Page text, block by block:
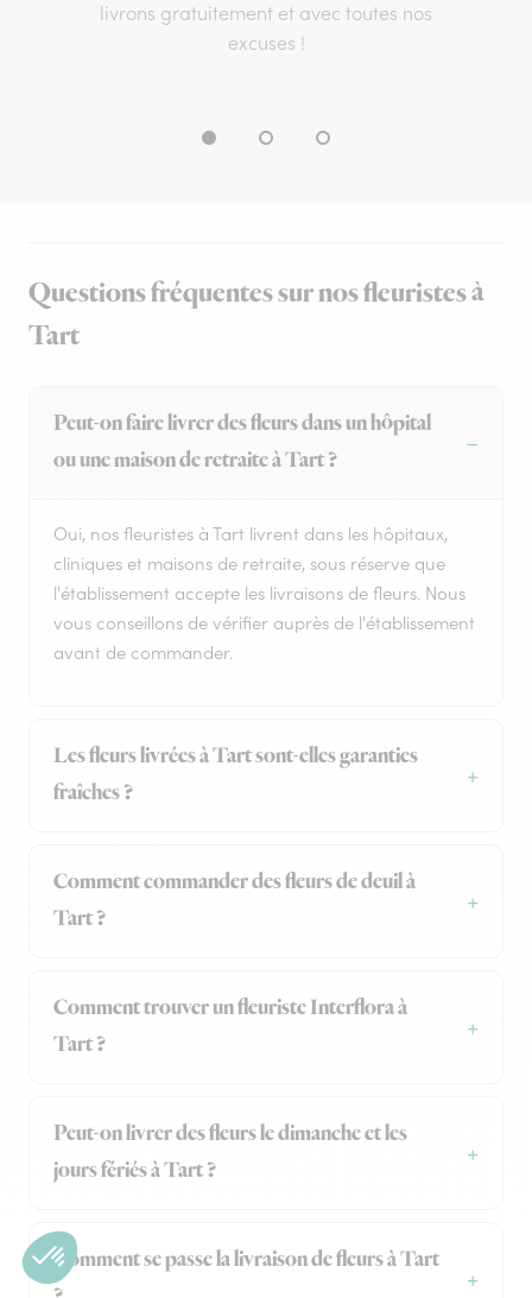
livrons gratuitement et avec toutes nos
excuses !
Questions fréquentes sur nos fleuristes à
Tart
Peut-on faire livrer des fleurs dans un hôpital
ou une maison de retraite à Tart ?
Oui, nos fleuristes à Tart livrent dans les hôpitaux,
cliniques et maisons de retraite, sous réserve que
l'établissement accepte les livraisons de fleurs. Nous
vous conseillons de vérifier auprès de l'établissement
avant de commander.
Les fleurs livrées à Tart sont-elles garanties
fraîches ?
Comment commander des fleurs de deuil à
Tart ?
Comment trouver un fleuriste Interflora à
Tart ?
Peut-on livrer des fleurs le dimanche et les
jours fériés à Tart ?
Comment se passe la livraison de fleurs à Tart